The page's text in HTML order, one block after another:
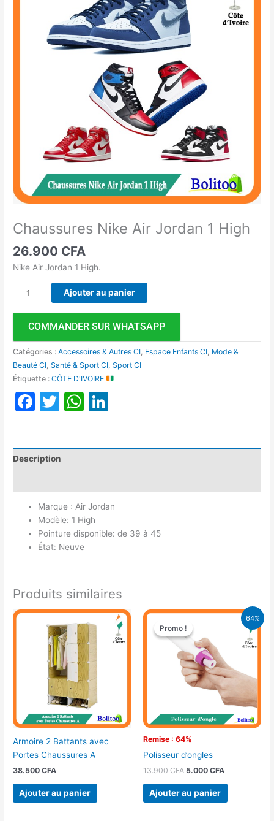
Chaussures Nike Air Jordan 1 High
26.900 CFA
Nike Air Jordan 1 High.
Ajouter au panier
COMMANDER SUR WHATSAPP
Catégories :Accessoires & Autres CI Espace Enfants CI Mode &
Beauté CI ,Santé & Sport CI ,Sport CI
Étiquette :CÔTE D'IVOIRE
Facebook
TwitterWhatsApp
Description
Marque : Air Jordan
Modèle: 1 High
Pointure disponible: de 39 à 45
État: Neuve
Produits similaires
Armoire 2 Battants avec
Portes Chaussures A
38.500CFA
Ajouter au panier
64%
Promo !
Remise : 64%
Promo !
Polisseur d’ongles
13.900CFA
Le
prix
initial
était :
13.900 CFA.
5.000 CFA
Le
Ajouter au panier